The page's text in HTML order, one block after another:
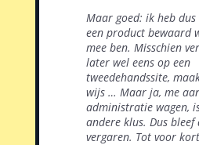
Maar goed: ik heb
een product bewaard
mee ben. Misschien
later wel eens op een
tweedehandssite,
wijs … Maar ja, me
administratie wagen,
andere klus. Dus bleef
vergaren. Tot voor